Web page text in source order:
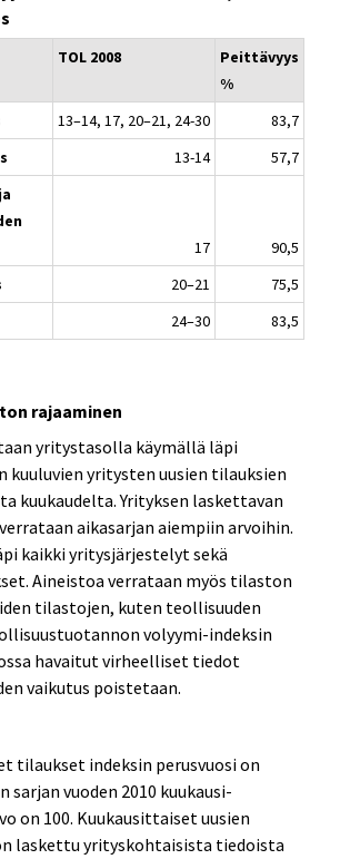
TOL 2008
Peittävyys
%
13–14, 17, 20–21, 24-30
83,7
13-14
57,7
17
90,5
20–21
75,5
24–30 83,5
rajaaminen
yritystasolla käymällä läpi
kuuluvien yritysten uusien tilauksien
kuukaudelta. Yrityksen laskettavan
aikasarjan aiempiin arvoihin.
kaikki yritysjärjestelyt sekä
Aineistoa verrataan myös tilaston
tilastojen, kuten teollisuuden
volyymi-indeksin
havaitut virheelliset tiedot
vaikutus poistetaan.
tilaukset indeksin perusvuosi on
sarjan vuoden 2010 kuukausi-
on 100. Kuukausittaiset uusien
laskettu yrityskohtaisista tiedoista